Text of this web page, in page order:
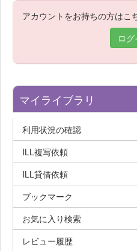
アカウントをお持ちの方はこ
ロ
マイライブラリ
利用状況の確認
ILL複写依頼
ILL貸借依頼
ブックマーク
お気に入り検索
レビュー履歴